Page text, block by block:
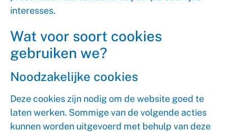
interesses.
Wat voor soort cookies
gebruiken we?
Noodzakelijke cookies
Deze cookies zijn nodig om de website goed te
laten werken. Sommige van de volgende acties
kunnen worden uitgevoerd met behulp van deze